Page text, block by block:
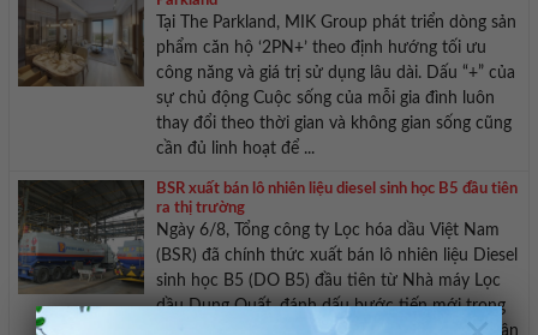
Tại The Parkland, MIK Group phát triển dòng sản
phẩm căn hộ ‘2PN+’ theo định hướng tối ưu
công năng và giá trị sử dụng lâu dài. Dấu “+” của
sự chủ động Cuộc sống của mỗi gia đình luôn
thay đổi theo thời gian và không gian sống cũng
cần đủ linh hoạt để ...
BSR xuất bán lô nhiên liệu diesel sinh học B5 đầu tiên
ra thị trường
Ngày 6/8, Tổng công ty Lọc hóa dầu Việt Nam
(BSR) đã chính thức xuất bán lô nhiên liệu Diesel
sinh học B5 (DO B5) đầu tiên từ Nhà máy Lọc
dầu Dung Quất, đánh dấu bước tiến mới trong